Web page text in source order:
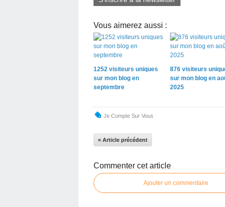
Vous aimerez aussi :
1252 visiteurs uniques
sur mon blog en
septembre
876 visiteurs
sur mon blog en
2025
Je Compte Sur Vous
« Article précédent
Commenter cet article
Ajouter un commentaire